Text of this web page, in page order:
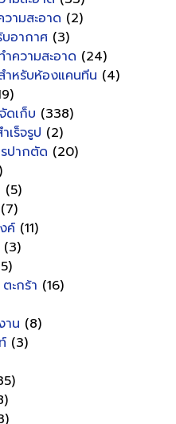
ามสะอาด (2)
บอากาศ (3)
ความสะอาด (24)
หรับห้องแคนทีน (4)
ดเก็บ (338)
เร็จรูป (2)
ปากตัด (20)
(5)
(7)
ค์ (11)
(3)
ะกร้า (16)
าน (8)
(3)